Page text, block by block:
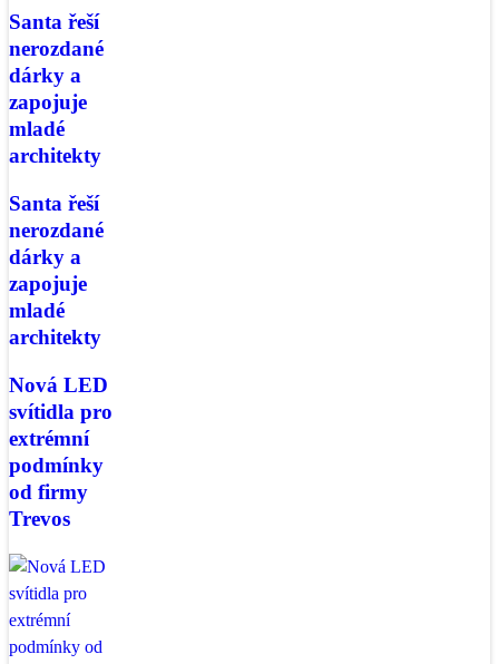
Santa řeší
nerozdané
dárky a
zapojuje
mladé
architekty
Santa řeší
nerozdané
dárky a
zapojuje
mladé
architekty
Nová LED
svítidla pro
extrémní
podmínky
od firmy
Trevos